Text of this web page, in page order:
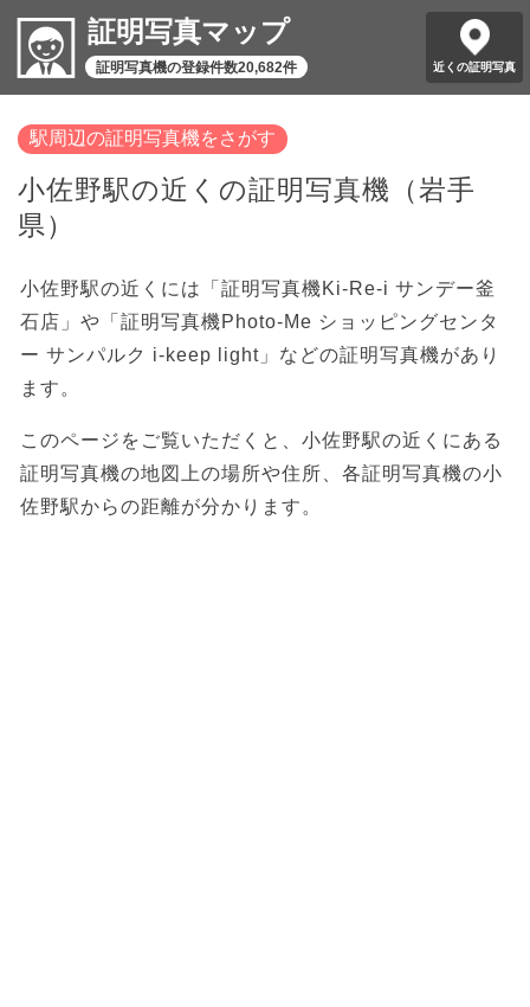
証明写真マップ
証明写真機の登録件数20,682件 近くの証明写真
駅周辺の証明写真機をさがす
小佐野駅の近くの証明写真機（岩手
県）
小佐野駅の近くには「証明写真機Ki-Re-i サンデー釜
石店」や「証明写真機Photo-Me ショッピングセンタ
ー サンパルク i-keep light」などの証明写真機があり
ます。
このページをご覧いただくと、小佐野駅の近くにある
証明写真機の地図上の場所や住所、各証明写真機の小
佐野駅からの距離が分かります。